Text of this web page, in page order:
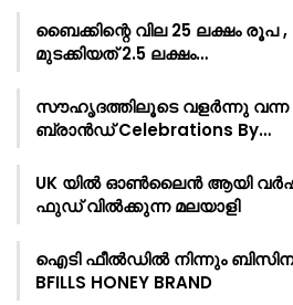
ബൈക്കിന്റെ വില 25 ലക്ഷം രൂപ ,
മുടക്കിയത് 2.5 ലക്ഷം…
സൗഹൃദത്തിലൂടെ വളർന്നു
ബ്രാൻഡ് Celebrations By…
UK യിൽ ഓൺലൈൻ ആയി
ഫുഡ് വിൽക്കുന്ന മലയാളി
ഐടി ഫീൽഡിൽ നിന്നും
BFILLS HONEY BRAND